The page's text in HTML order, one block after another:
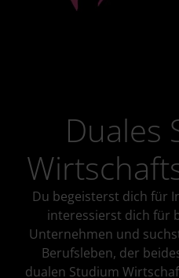
Duales
Du begeisterst dich für
interessierst dich für
Unternehmen und
Berufsleben, der
dualen Studium